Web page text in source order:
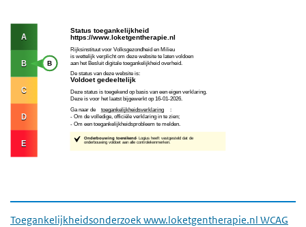
Toegankelijkheidsonderzoek www.loketgentherapie.nl WCAG